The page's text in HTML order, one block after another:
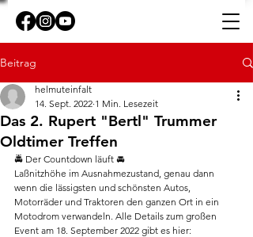
Beitrag
Das 2. Rupert "Bertl" Trummer
Oldtimer Treffen
helmuteinfalt
14. Sept. 2022 1 Min. Lesezeit
🚔 Der Countdown läuft 🚘
Laßnitzhöhe im Ausnahmezustand, genau dann
wenn die lässigsten und schönsten Autos,
Motorräder und Traktoren den ganzen Ort in ein
Motodrom verwandeln. Alle Details zum großen
Event am 18. September 2022 gibt es hier: